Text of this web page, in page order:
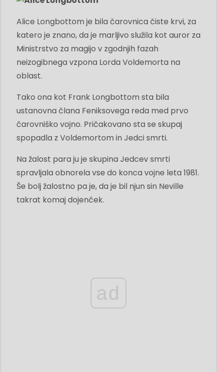
Alice Longbottom je bila čarovnica čiste krvi, za
katero je znano, da je marljivo služila kot auror za
Ministrstvo za magijo v zgodnjih fazah
neizogibnega vzpona Lorda Voldemorta na
oblast.
Tako ona kot Frank Longbottom sta bila
ustanovna člana Feniksovega reda med prvo
čarovniško vojno. Pričakovano sta se skupaj
spopadla z Voldemortom in Jedci smrti.
Na žalost para ju je skupina Jedcev smrti
spravljala obnorela vse do konca vojne leta 1981.
Še bolj žalostno pa je, da je bil njun sin Neville
takrat komaj dojenček.
ad